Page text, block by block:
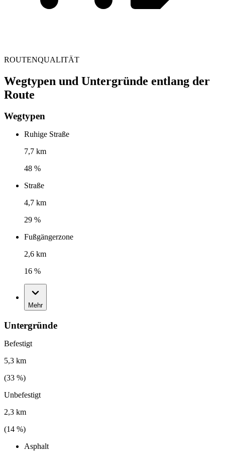
ROUTENQUALITÄT
Wegtypen und Untergründe entlang der
Route
Wegtypen
Ruhige Straße
7,7 km
48 %
Straße
4,7 km
29 %
Fußgängerzone
2,6 km
16 %
Mehr
Untergründe
Befestigt
5,3 km
(33 %)
Unbefestigt
2,3 km
(14 %)
Asphalt